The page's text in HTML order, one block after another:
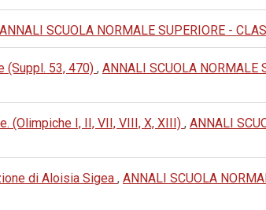
ANNALI SCUOLA NORMALE SUPERIORE -
(Suppl. 53, 470) , ANNALI SCUOLA NORMALE
(Olimpiche I, II, VII, VIII, X, XIII) , ANNALI
di Aloisia Sigea , ANNALI SCUOLA